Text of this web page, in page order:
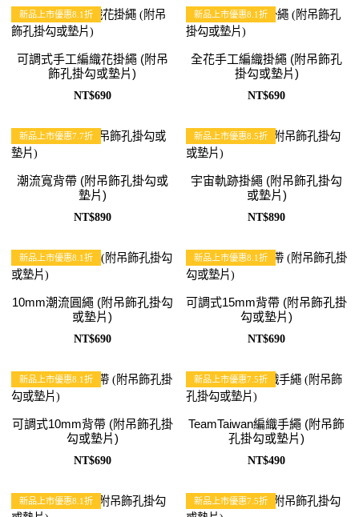
新品上市優惠8.1折
可調式手工編織花掛繩 (附吊
飾孔掛勾或墊片)
NT$690
新品上市優惠8.1折
全花手工編織掛繩 (附吊飾孔
掛勾或墊片)
NT$690
新品上市優惠7.7折
潮流寬背帶 (附吊飾孔掛勾或
墊片)
NT$890
新品上市優惠8.5折
宇宙軌跡掛繩 (附吊飾孔掛勾
或墊片)
NT$890
新品上市優惠8.1折
10mm潮流圓繩 (附吊飾孔掛勾
或墊片)
NT$690
新品上市優惠8.1折
可調式15mm背帶 (附吊飾孔掛
勾或墊片)
NT$690
新品上市優惠8.1折
可調式10mm背帶 (附吊飾孔掛
勾或墊片)
NT$690
新品上市優惠7.5折
TeamTaiwan編織手繩 (附吊飾
孔掛勾或墊片)
NT$490
新品上市優惠8.1折 新品上市優惠7.5折